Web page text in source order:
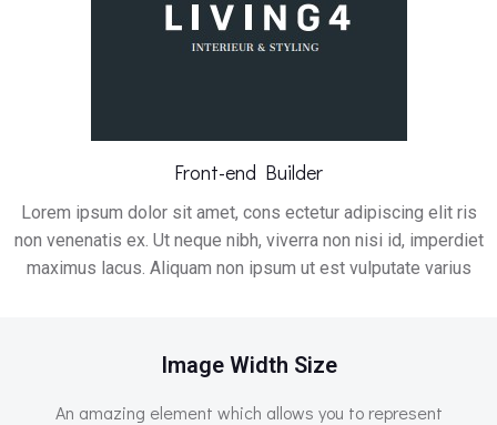
Front-end Builder
Lorem ipsum dolor sit amet, cons ectetur adipiscing elit ris
non venenatis ex. Ut neque nibh, viverra non nisi id, imperdiet
maximus lacus. Aliquam non ipsum ut est vulputate varius
Image Width Size
An amazing element which allows you to represent